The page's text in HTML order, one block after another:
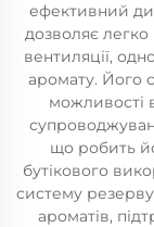
ефективний
дозволяє
вентиляції,
аромату. Його
можливості
що робить
бутікового
систему
ароматів,